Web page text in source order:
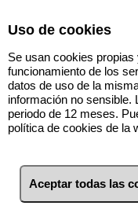
1 Inmuebles
(Burgos)
Uso de cookies
Se usan cookies
funcionamiento de los
datos de uso de la
información no sensible.
periodo de 12 meses.
política de cookies de la
Aceptar todas las